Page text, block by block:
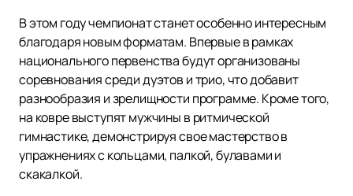
В этом году чемпионат станет особенно интересным
благодаря новым форматам. Впервые в рамках
национального первенства будут организованы
соревнования среди дуэтов и трио, что добавит
разнообразия и зрелищности программе. Кроме того,
на ковре выступят мужчины в ритмической
гимнастике, демонстрируя свое мастерство в
упражнениях с кольцами, палкой, булавами и
скакалкой.